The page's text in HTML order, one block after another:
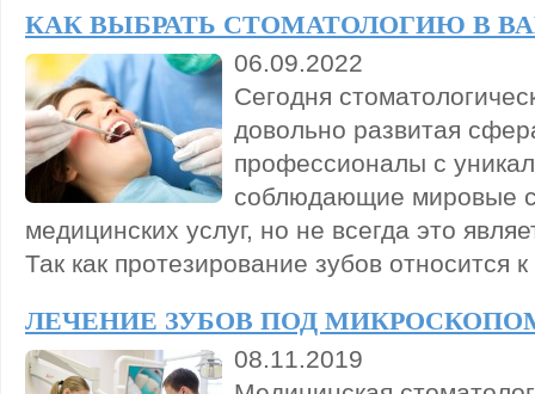
КАК ВЫБРАТЬ СТОМАТОЛОГИЮ В
06.09.2022
Сегодня
довольно развитая
профессионалы с
соблюдающие мировые
медицинских услуг, но не всегда это
Так как протезирование зубов относится
ЛЕЧЕНИЕ ЗУБОВ ПОД
08.11.2019